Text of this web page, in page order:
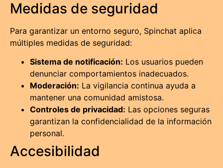
Medidas de seguridad
Para garantizar un entorno seguro, Spinchat aplica
múltiples medidas de seguridad:
Sistema de notificación: Los usuarios pueden
denunciar comportamientos inadecuados.
Moderación: La vigilancia continua ayuda a
mantener una comunidad amistosa.
Controles de privacidad: Las opciones seguras
garantizan la confidencialidad de la información
personal.
Accesibilidad